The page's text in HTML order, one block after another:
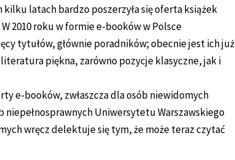
kilku latach bardzo poszerzyła się oferta książek
2010 roku w formie e-booków w Polsce
tytułów, głównie poradników; obecnie jest ich już
piękna, zarówno pozycje klasyczne, jak i
e-booków, zwłaszcza dla osób niewidomych
niepełnosprawnych Uniwersytetu Warszawskiego
wręcz delektuje się tym, że może teraz czytać